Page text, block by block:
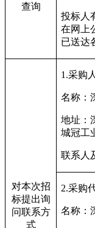
查询
投标人
在网上
已送达
对本次招
标提出询
问联系方
式
1.采购
名称：
地址：
城冠工
联系人
2.采购
名称：